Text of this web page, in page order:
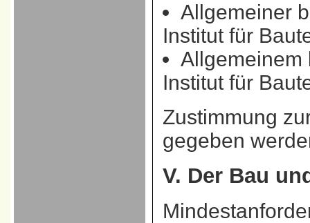
Allgemeiner
Institut für
Allgemeinem
Institut für
Zustimmung
gegeben
V. Der Bau